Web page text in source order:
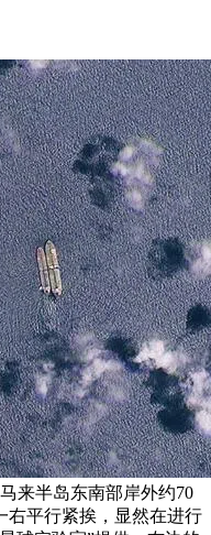
来半岛东南部岸外约70
右平行紧挨，显然在进行